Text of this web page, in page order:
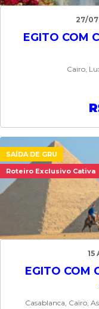
27/
EGITO COM
Cairo,
SAÍDA DE GRU
Roteiro Exclusivo Cativa
15
EGITO COM
Casablanca, Cairo,